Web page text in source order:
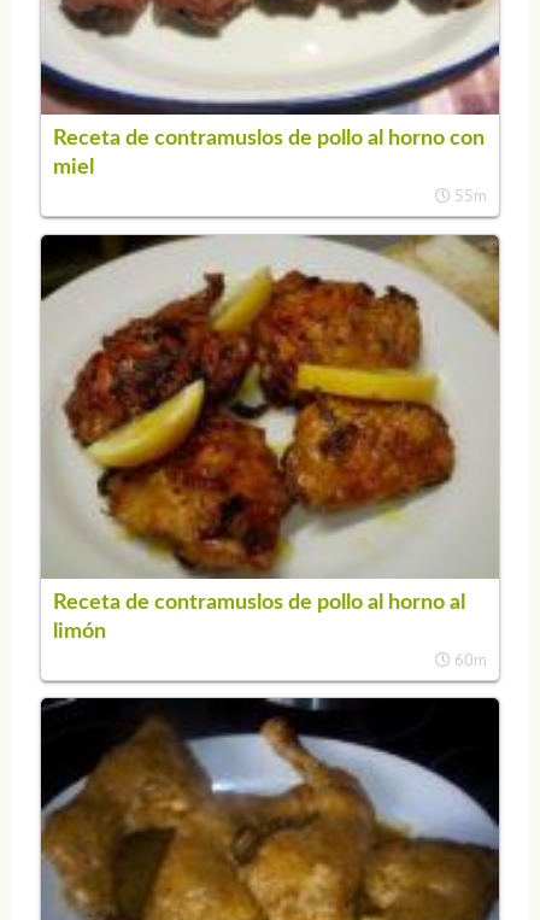
Receta de contramuslos de pollo al horno con
miel
55m
Receta de contramuslos de pollo al horno al
limón
60m